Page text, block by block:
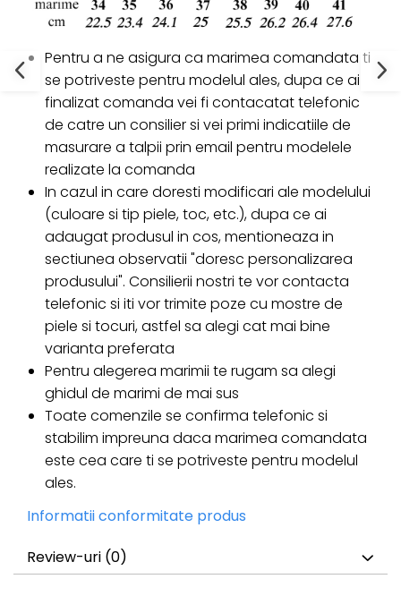
Pentru a ne asigura ca marimea comandata ti
se potriveste pentru modelul ales, dupa ce ai
finalizat comanda vei fi contacatat telefonic
de catre un consilier si vei primi indicatiile de
masurare a talpii prin email pentru modelele
realizate la comanda
In cazul in care doresti modificari ale modelului
(culoare si tip piele, toc, etc.), dupa ce ai
adaugat produsul in cos, mentioneaza in
sectiunea observatii "doresc personalizarea
produsului". Consilierii nostri te vor contacta
telefonic si iti vor trimite poze cu mostre de
piele si tocuri, astfel sa alegi cat mai bine
varianta preferata
Pentru alegerea marimii te rugam sa alegi
ghidul de marimi de mai sus
Toate comenzile se confirma telefonic si
stabilim impreuna daca marimea comandata
este cea care ti se potriveste pentru modelul
ales.
Informatii conformitate produs
Review-uri (0)